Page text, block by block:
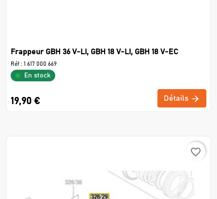
Frappeur GBH 36 V-LI, GBH 18 V-LI, GBH 18 V-EC
Réf : 1 617 000 669
En stock
19,90 € Détails
favorite_border